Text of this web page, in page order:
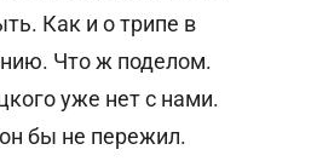
Как и о трипе в
Что ж поделом.
уже нет с нами.
бы не пережил.